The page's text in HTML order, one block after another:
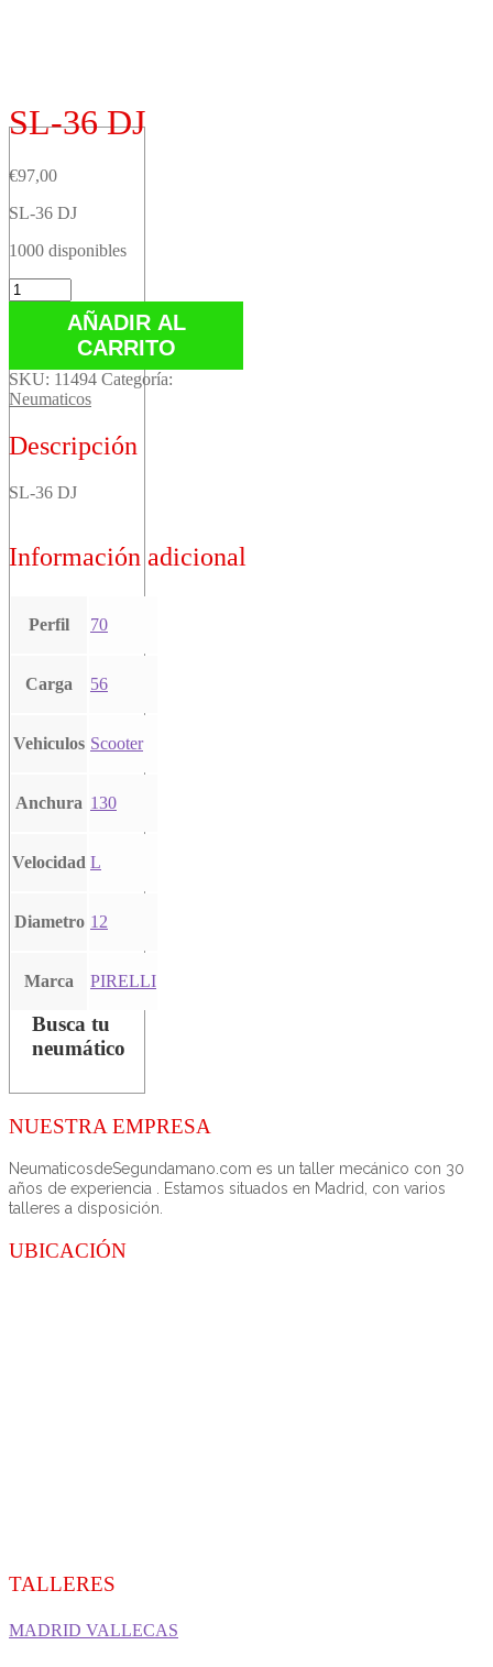
SL-36 DJ
€97,00
SL-36 DJ
1000 disponibles
SL-
36
AÑADIR AL
CARRITO
SKU: 11494 Categoría:
Neumaticos
Descripción
SL-36 DJ
Información adicional
Perfil 70
Carga 56
Vehiculos Scooter
Anchura 130
Velocidad L
Diametro 12
Marca PIRELLI
Busca tu
neumático
NUESTRA EMPRESA
NeumaticosdeSegundamano.com es un taller mecánico con 30
años de experiencia . Estamos situados en Madrid, con varios
talleres a disposición.
UBICACIÓN
TALLERES
MADRID VALLECAS